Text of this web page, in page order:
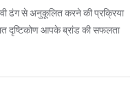
ढंग से अनुकूलित करने की प्रक्रिया
दृष्टिकोण आपके ब्रांड की सफलता